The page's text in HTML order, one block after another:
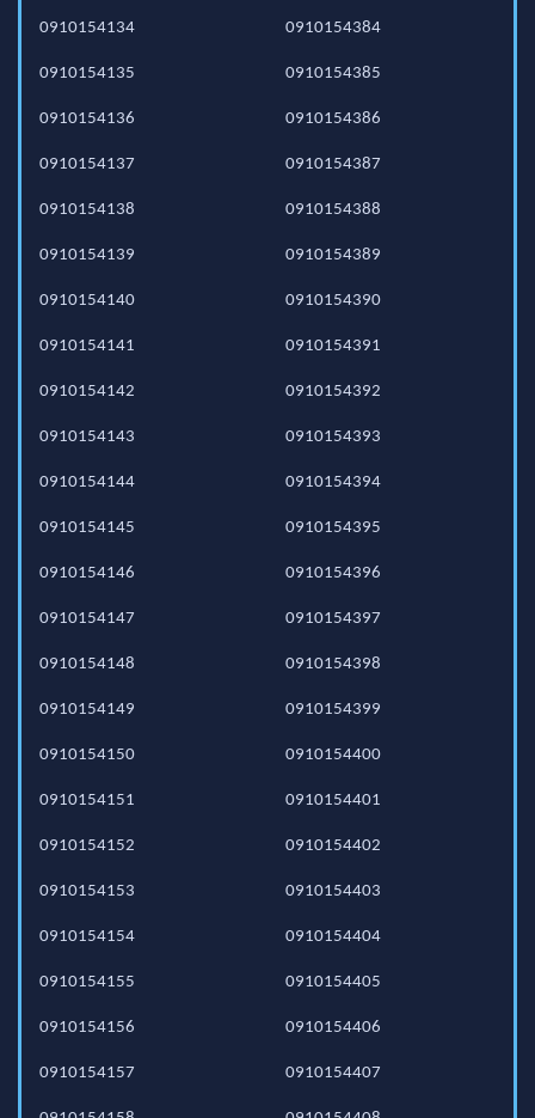
0910154134
0910154135
0910154136
0910154137
0910154138
0910154139
0910154140
0910154141
0910154142
0910154143
0910154144
0910154145
0910154146
0910154147
0910154148
0910154149
0910154150
0910154151
0910154152
0910154153
0910154154
0910154155
0910154156
0910154157
0910154384
0910154385
0910154386
0910154387
0910154388
0910154389
0910154390
0910154391
0910154392
0910154393
0910154394
0910154395
0910154396
0910154397
0910154398
0910154399
0910154400
0910154401
0910154402
0910154403
0910154404
0910154405
0910154406
0910154407